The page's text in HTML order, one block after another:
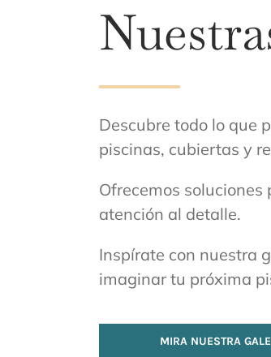
Descubre todo lo que
piscinas, cubiertas y
Ofrecemos
atención al detalle.
Inspírate con nuestra
imaginar tu próxima
MIRA NUESTRA